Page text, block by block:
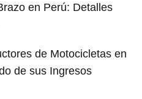
en Perú: Detalles
de Motocicletas en
de sus Ingresos